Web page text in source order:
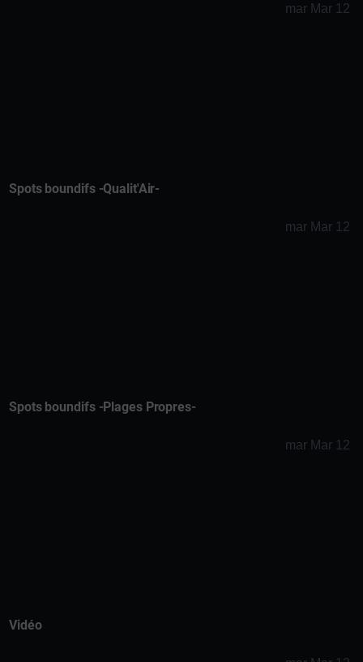
mar Mar 12
Spots boundifs -Qualit'Air-
mar Mar 12
Spots boundifs -Plages Propres-
mar Mar 12
Vidéo